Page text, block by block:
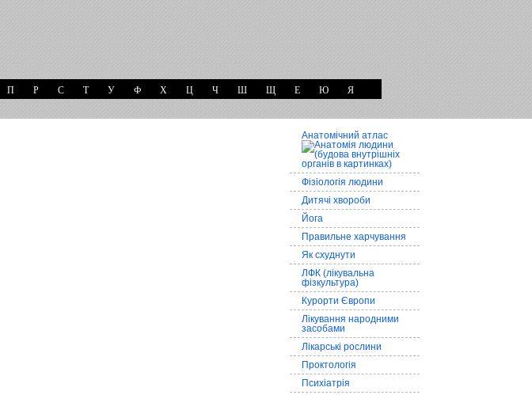
П Р С Т У Ф Х Ц Ч Ш Щ Е Ю Я
Анатомічний атлас
Фізіологія людини
Дитячі хвороби
Йога
Правильне харчування
Як схуднути
ЛФК (лікувальна
фізкультура)
Курорти Європи
Лікування народними
засобами
Лікарські рослини
Проктологія
Психіатрія